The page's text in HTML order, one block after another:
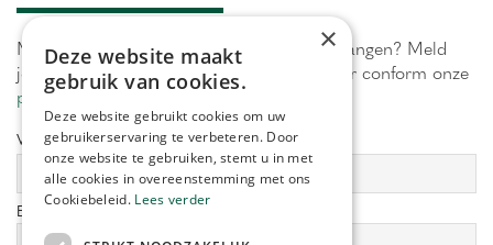
Maximaal 1 keer per week onze acties ontvangen? Meld
je aan! Wij verwerken jouw gegevens secuur conform onze
privacy policy.
Voornaam: Achternaam:
E-mailadres:
×
Deze website maakt
gebruik van cookies.
Deze website gebruikt cookies om uw
gebruikerservaring te verbeteren. Door
onze website te gebruiken, stemt u in met
alle cookies in overeenstemming met ons
Cookiebeleid. Lees verder